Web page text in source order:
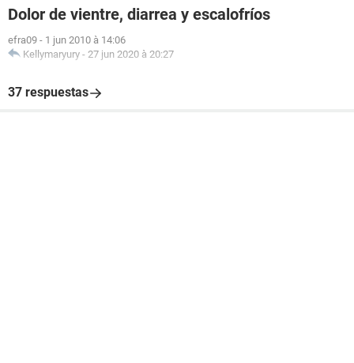
Dolor de vientre, diarrea y escalofríos
efra09 - 1 jun 2010 à 14:06
Kellymaryury - 27 jun 2020 à 20:27
37 respuestas